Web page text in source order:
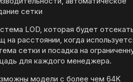
сетки
LOD, которая будет
на расстоянии, когда
сетки и посадка на
для каждого менеджера.
модели с более чем 64K